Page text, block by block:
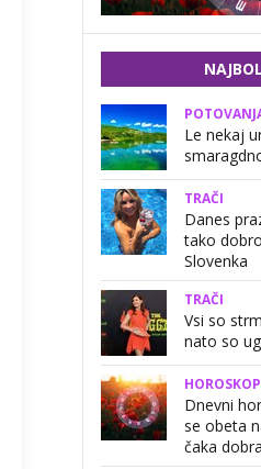
Le nekaj
TRAČI
Danes
tako
Slovenka
TRAČI
Vsi so
nato so
HOROSKOP
Dnevni
se obeta
čaka